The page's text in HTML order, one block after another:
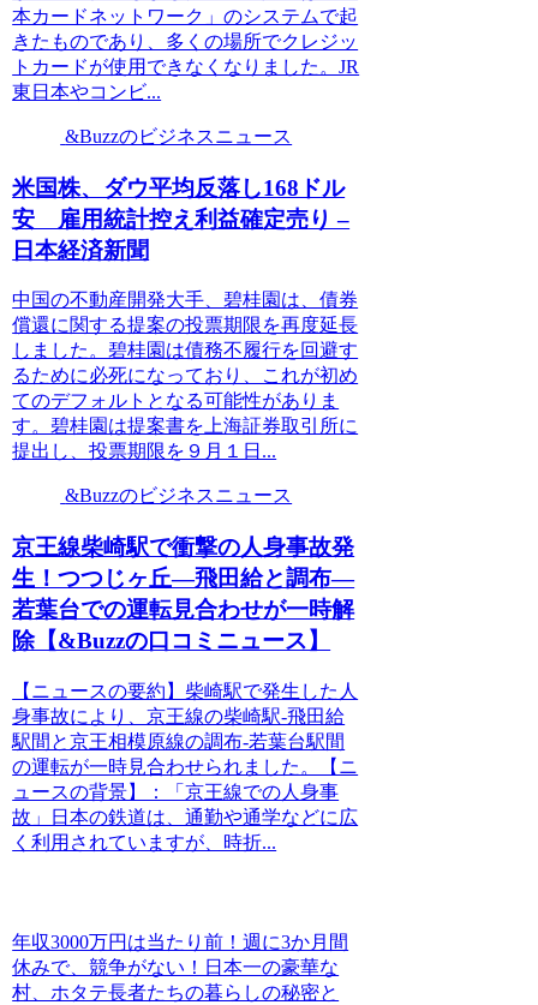
本カードネットワーク」のシステムで起
きたものであり、多くの場所でクレジッ
トカードが使用できなくなりました。JR
東日本やコンビ...
&Buzzのビジネスニュース
米国株、ダウ平均反落し168ドル
安 雇用統計控え利益確定売り –
日本経済新聞
中国の不動産開発大手、碧桂園は、債券
償還に関する提案の投票期限を再度延長
しました。碧桂園は債務不履行を回避す
るために必死になっており、これが初め
てのデフォルトとなる可能性がありま
す。碧桂園は提案書を上海証券取引所に
提出し、投票期限を９月１日...
&Buzzのビジネスニュース
京王線柴崎駅で衝撃の人身事故発
生！つつじヶ丘―飛田給と調布―
若葉台での運転見合わせが一時解
除【&Buzzの口コミニュース】
【ニュースの要約】柴崎駅で発生した人
身事故により、京王線の柴崎駅-飛田給
駅間と京王相模原線の調布-若葉台駅間
の運転が一時見合わせられました。【ニ
ュースの背景】：「京王線での人身事
故」日本の鉄道は、通勤や通学などに広
く利用されていますが、時折...
年収3000万円は当たり前！週に3か月間
休みで、競争がない！日本一の豪華な
村、ホタテ長者たちの暮らしの秘密と